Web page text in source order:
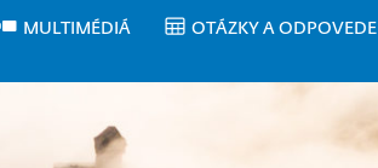
MULTIMÉDIÁ
OTÁZKY A ODPOVEDE